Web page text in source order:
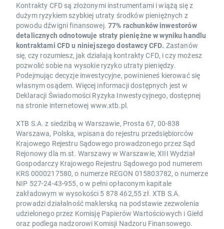
Kontrakty CFD są złożonymi instrumentami i wiążą się z
dużym ryzykiem szybkiej utraty środków pieniężnych z
powodu dźwigni finansowej. 77% rachunków inwestorów
detalicznych odnotowuje straty pieniężne w wyniku handlu
kontraktami CFD u niniejszego dostawcy CFD. Zastanów
się, czy rozumiesz, jak działają kontrakty CFD, i czy możesz
pozwolić sobie na wysokie ryzyko utraty pieniędzy.
Podejmując decyzje inwestycyjne, powinieneś kierować się
własnym osądem. Więcej informacji dostępnych jest w
Deklaracji Świadomości Ryzyka Inwestycyjnego, dostępnej
na stronie internetowej www.xtb.pl.
XTB S.A. z siedzibą w Warszawie, Prosta 67, 00-838
Warszawa, Polska, wpisana do rejestru przedsiębiorców
Krajowego Rejestru Sądowego prowadzonego przez Sąd
Rejonowy dla m.st. Warszawy w Warszawie, XIII Wydział
Gospodarczy Krajowego Rejestru Sądowego pod numerem
KRS 0000217580, o numerze REGON 015803782, o numerze
NIP 527-24-43-955, o w pełni opłaconym kapitale
zakładowym w wysokości 5 878 462,55 zł. XTB S.A.
prowadzi działalność maklerską na podstawie zezwolenia
udzielonego przez Komisję Papierów Wartościowych i Giełd
oraz podlega nadzorowi Komisji Nadzoru Finansowego.